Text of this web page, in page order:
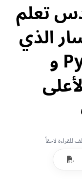
تعلم
الذي
يجمع Python و
JavaScript لأعلى